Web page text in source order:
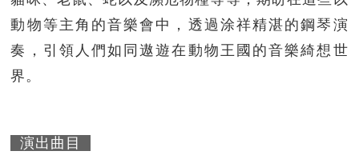
動物等主角的音樂會中，透過涂祥精湛的鋼琴演
奏，引領人們如同遨遊在動物王國的音樂綺想世
界。
演出曲目